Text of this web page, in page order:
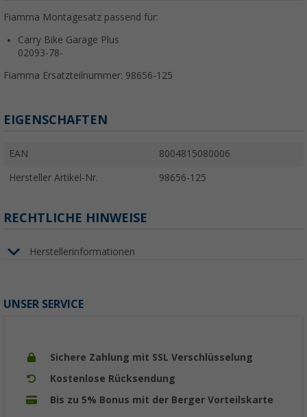
Fiamma Montagesatz passend für:
Carry Bike Garage Plus
02093-78-
Fiamma Ersatzteilnummer: 98656-125
EIGENSCHAFTEN
EAN 8004815080006
Hersteller Artikel-Nr. 98656-125
RECHTLICHE HINWEISE
Herstellerinformationen
UNSER SERVICE
Sichere Zahlung mit SSL Verschlüsselung
Kostenlose Rücksendung
Bis zu 5% Bonus mit der Berger Vorteilskarte